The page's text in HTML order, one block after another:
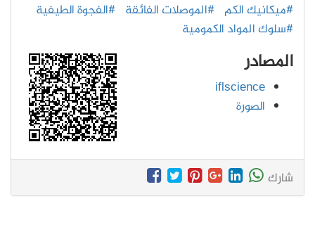
#ميكانيك الكم #الموصلات الفائقة #الفجوة الطيفية
#سلوك المواد الكمومية
المصادر
iflscience
الصورة
شارك